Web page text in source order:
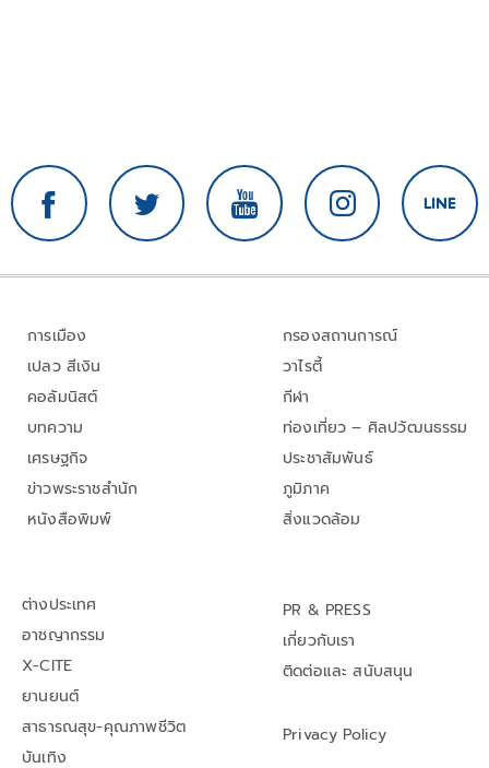
การเมือง
เปลว สีเงิน
คอลัมนิสต์
บทความ
เศรษฐกิจ
ข่าวพระราชสำนัก
หนังสือพิมพ์
กรองสถานการณ์
วาไรตี้
กีฬา
ท่องเที่ยว – ศิลปวัฒนธรรม
ประชาสัมพันธ์
ภูมิภาค
สิ่งแวดล้อม
ต่างประเทศ
อาชญากรรม
X-CITE
ยานยนต์
สาธารณสุข-คุณภาพชีวิต
บันเทิง
PR & PRESS
เกี่ยวกับเรา
ติดต่อและ สนับสนุน
Privacy Policy